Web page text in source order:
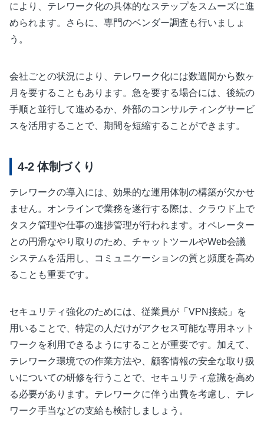
により、テレワーク化の具体的なステップをスムーズに進
められます。さらに、専門のベンダー調査も行いましょ
う。
会社ごとの状況により、テレワーク化には数週間から数ヶ
月を要することもあります。急を要する場合には、後続の
手順と並行して進めるか、外部のコンサルティングサービ
スを活用することで、期間を短縮することができます。
体制づくり
テレワークの導入には、効果的な運用体制の構築が欠かせ
ません。オンラインで業務を遂行する際は、クラウド上で
タスク管理や仕事の進捗管理が行われます。オペレーター
との円滑なやり取りのため、チャットツールやWeb会議
システムを活用し、コミュニケーションの質と頻度を高め
ることも重要です。
セキュリティ強化のためには、従業員が「VPN接続」を
用いることで、特定の人だけがアクセス可能な専用ネット
ワークを利用できるようにすることが重要です。加えて、
テレワーク環境での作業方法や、顧客情報の安全な取り扱
いについての研修を行うことで、セキュリティ意識を高め
る必要があります。テレワークに伴う出費を考慮し、テレ
ワーク手当などの支給も検討しましょう。